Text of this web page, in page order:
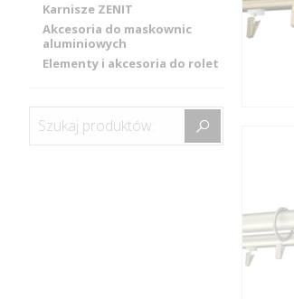
Karnisze ZENIT
Akcesoria do maskownic
aluminiowych
Elementy i akcesoria do rolet
Szukaj produktów: